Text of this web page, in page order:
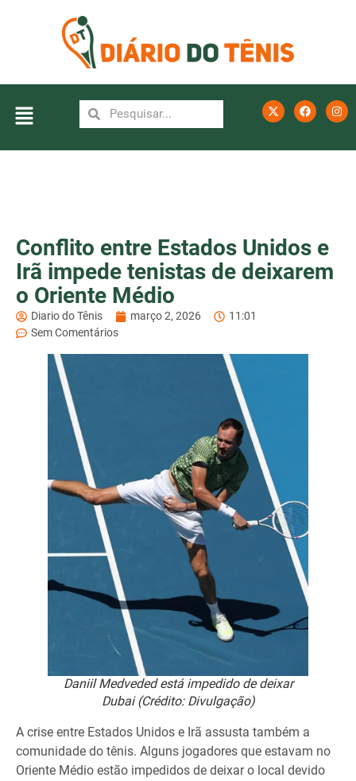
Conflito entre Estados Unidos e
Irã impede tenistas de deixarem
o Oriente Médio
Diario do Tênis março 2, 2026
11:01
Sem Comentários
Daniil Medveded está impedido de deixar
Dubai (Crédito: Divulgação)
A crise entre Estados Unidos e Irã assusta também a
comunidade do tênis. Alguns jogadores que estavam no
Oriente Médio estão impedidos de deixar o local devido